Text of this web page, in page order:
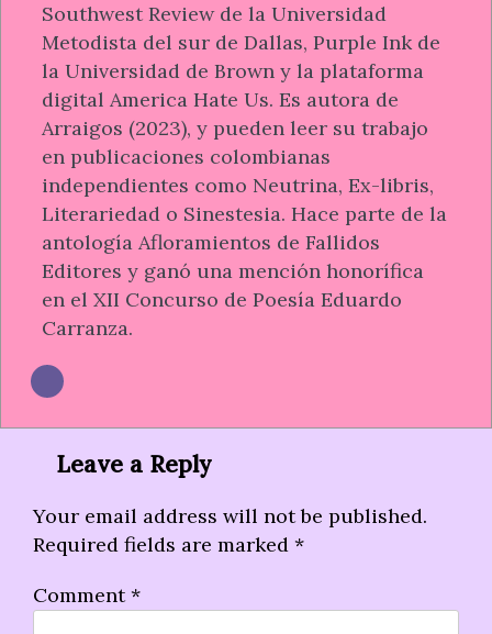
Southwest Review de la Universidad
Metodista del sur de Dallas, Purple Ink de
la Universidad de Brown y la plataforma
digital America Hate Us. Es autora de
Arraigos (2023), y pueden leer su trabajo
en publicaciones colombianas
independientes como Neutrina, Ex-libris,
Literariedad o Sinestesia. Hace parte de la
antología Afloramientos de Fallidos
Editores y ganó una mención honorífica
en el XII Concurso de Poesía Eduardo
Carranza.
Leave a Reply
Your email address will not be published.
Required fields are marked *
Comment*